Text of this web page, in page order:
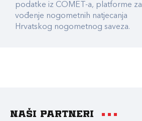
podatke iz COMET-a, platforme za
vođenje nogometnih natjecanja
Hrvatskog nogometnog saveza.
Naši partneri